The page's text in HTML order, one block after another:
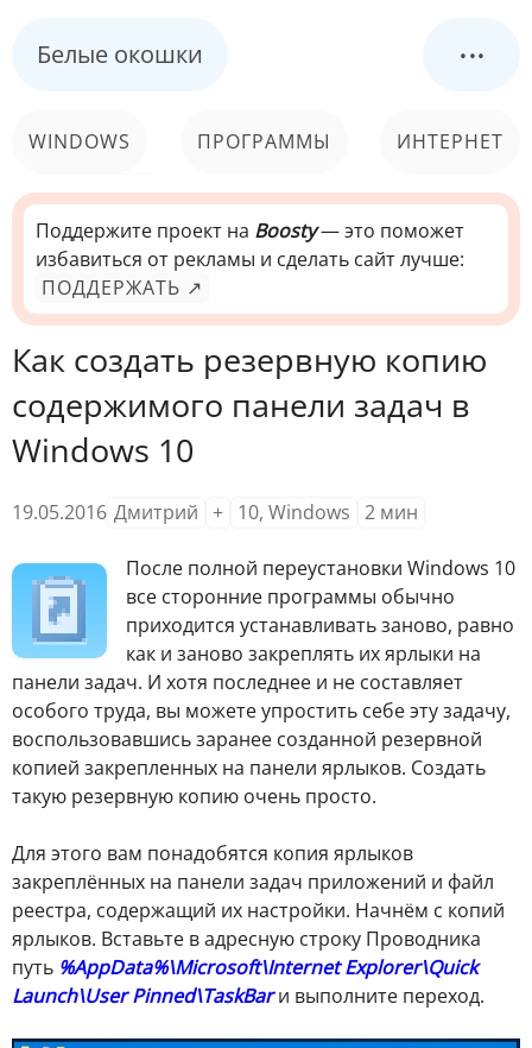
Белые окошки ...
WINDOWS ПРОГРАММЫ ИНТЕРНЕТ
КОМПЬЮТЕР
СИСТЕМА
Поддержите проект на Boosty— это поможет
избавиться от рекламы и сделать сайт лучше:
ПОДДЕРЖАТЬ ↗
Как создать резервную копию
содержимого панели задач в
Windows 10
19.05.2016 Дмитрий + 10, Windows 2 мин
После полной переустановки Windows 10
все сторонние программы обычно
приходится устанавливать заново, равно
как и заново закреплять их ярлыки на
панели задач. И хотя последнее и не составляет
особого труда, вы можете упростить себе эту задачу,
воспользовавшись заранее созданной резервной
копией закрепленных на панели ярлыков. Создать
такую резервную копию очень просто.
Для этого вам понадобятся копия ярлыков
закреплённых на панели задач приложений и файл
реестра, содержащий их настройки. Начнём с копий
ярлыков. Вставьте в адресную строку Проводника
путь %AppData%\Microsoft\Internet Explorer\Quick
Launch\User Pinned\TaskBarи выполните переход.